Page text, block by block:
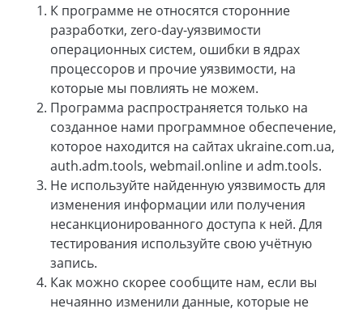
К программе не относятся сторонние
разработки, zero-day-уязвимости
операционных систем, ошибки в ядрах
процессоров и прочие уязвимости, на
которые мы повлиять не можем.
Программа распространяется только на
созданное нами программное обеспечение,
которое находится на сайтах ukraine.com.ua,
auth.adm.tools, webmail.online и adm.tools.
Не используйте найденную уязвимость для
изменения информации или получения
несанкционированного доступа к ней. Для
тестирования используйте свою учётную
запись.
Как можно скорее сообщите нам, если вы
нечаянно изменили данные, которые не